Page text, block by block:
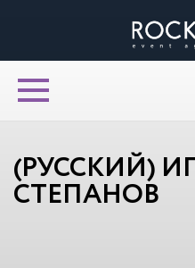
(РУССКИЙ)
СТЕПАНОВ